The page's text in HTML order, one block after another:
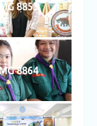
8853
8864